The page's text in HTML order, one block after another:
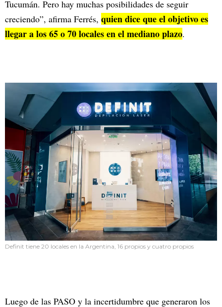
Tucumán. Pero hay muchas posibilidades de seguir
creciendo”, afirma Ferrés, quien dice que el objetivo es
llegar a los 65 o 70 locales en el mediano plazo.
Definit tiene 20 locales en la Argentina, 16 propios y cuatro propios
Luego de las PASO y la incertidumbre que generaron los